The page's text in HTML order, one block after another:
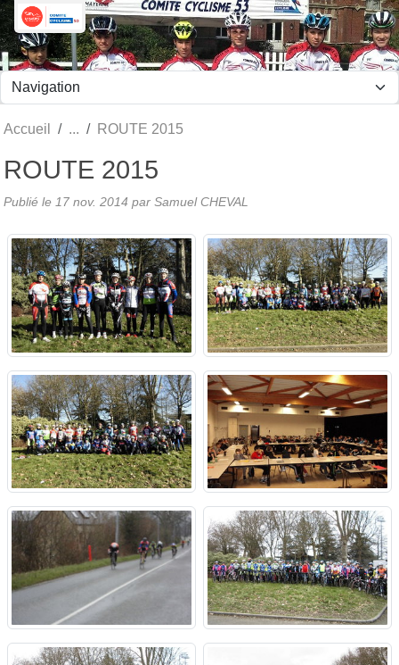
Accueil ROUTE 2015
ROUTE 2015
Publié le 17 nov. 2014 par Samuel CHEVAL
Panneau de gestion des cookies